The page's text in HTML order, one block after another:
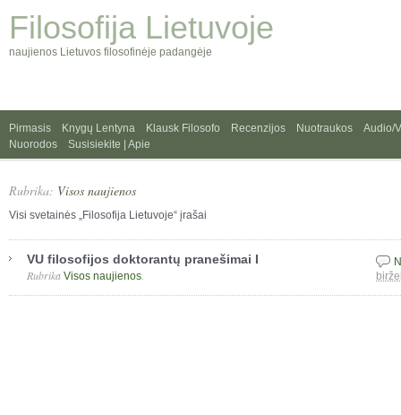
Filosofija Lietuvoje
naujienos Lietuvos filosofinėje padangėje
Pirmasis Knygų Lentyna Klausk Filosofo Recenzijos Nuotraukos
Audio/
Nuorodos
Susisiekite | Apie
Rubrika: Visos naujienos
Visi svetainės „Filosofija Lietuvoje“ įrašai
VU filosofijos doktorantų pranešimai I
Rubrika Visos naujienos